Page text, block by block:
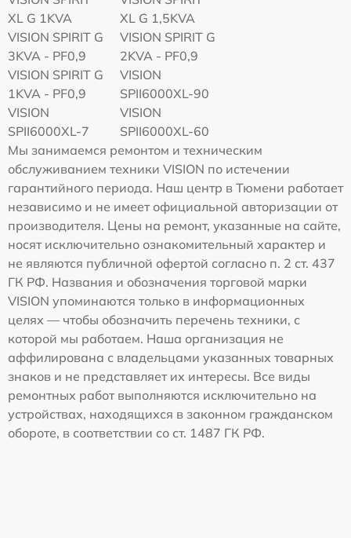
XL G 1KVA
XL G 1,5KVA
VISION SPIRIT G
3KVA - PF0,9
VISION SPIRIT G
2KVA - PF0,9
VISION SPIRIT G
1KVA - PF0,9
VISION
SPII6000XL-90
VISION
SPII6000XL-7
VISION
SPII6000XL-60
Мы занимаемся ремонтом и техническим
обслуживанием техники VISION по истечении
гарантийного периода. Наш центр в Тюмени работает
независимо и не имеет официальной авторизации от
производителя. Цены на ремонт, указанные на сайте,
носят исключительно ознакомительный характер и
не являются публичной офертой согласно п. 2 ст. 437
ГК РФ. Названия и обозначения торговой марки
VISION упоминаются только в информационных
целях — чтобы обозначить перечень техники, с
которой мы работаем. Наша организация не
аффилирована с владельцами указанных товарных
знаков и не представляет их интересы. Все виды
ремонтных работ выполняются исключительно на
устройствах, находящихся в законном гражданском
обороте, в соответствии со ст. 1487 ГК РФ.